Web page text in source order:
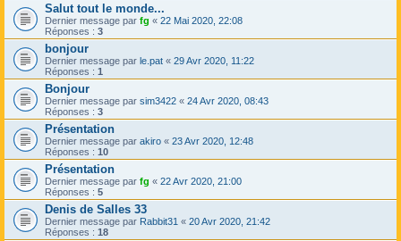
Salut tout le monde...
Dernier message par fg « 22 Mai 2020, 22:08
Réponses : 3
bonjour
Dernier message par le.pat « 29 Avr 2020, 11:22
Réponses : 1
Bonjour
Dernier message par sim3422 « 24 Avr 2020, 08:43
Réponses : 3
Présentation
Dernier message par akiro « 23 Avr 2020, 12:48
Réponses : 10
Présentation
Dernier message par fg « 22 Avr 2020, 21:00
Réponses : 5
Denis de Salles 33
Dernier message par Rabbit31 « 20 Avr 2020, 21:42
Réponses : 18